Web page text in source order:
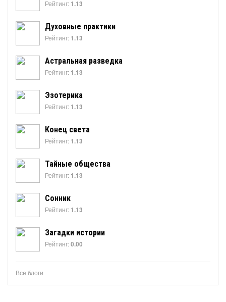
Рейтинг: 1.13
Духовные практики
Рейтинг: 1.13
Астральная разведка
Рейтинг: 1.13
Эзотерика
Рейтинг: 1.13
Конец света
Рейтинг: 1.13
Тайные общества
Рейтинг: 1.13
Сонник
Рейтинг: 1.13
Загадки истории
Рейтинг:0.00
Все блоги